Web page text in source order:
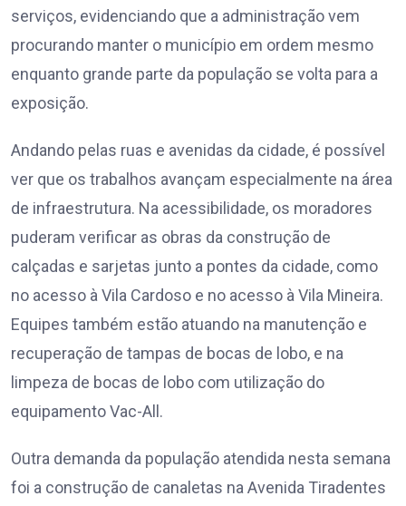
serviços, evidenciando que a administração vem
procurando manter o município em ordem mesmo
enquanto grande parte da população se volta para a
exposição.
Andando pelas ruas e avenidas da cidade, é possível
ver que os trabalhos avançam especialmente na área
de infraestrutura. Na acessibilidade, os moradores
puderam verificar as obras da construção de
calçadas e sarjetas junto a pontes da cidade, como
no acesso à Vila Cardoso e no acesso à Vila Mineira.
Equipes também estão atuando na manutenção e
recuperação de tampas de bocas de lobo, e na
limpeza de bocas de lobo com utilização do
equipamento Vac-All.
Outra demanda da população atendida nesta semana
foi a construção de canaletas na Avenida Tiradentes